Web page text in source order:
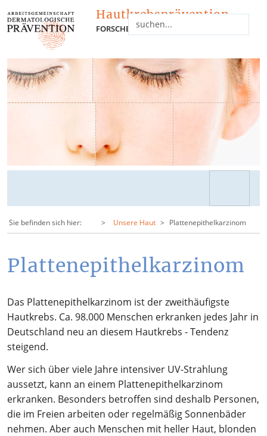
Hautkrebsprävention
FORSCHEN - INFORMIEREN - NETZWERKEN
Sie befinden sich hier: Unsere Haut Plattenepithelkarzinom
Plattenepithelkarzinom
Das Plattenepithelkarzinom ist der zweithäufigste
Hautkrebs. Ca. 98.000 Menschen erkranken jedes Jahr in
Deutschland neu an diesem Hautkrebs - Tendenz
steigend.
Wer sich über viele Jahre intensiver UV-Strahlung
aussetzt, kann an einem Plattenepithelkarzinom
erkranken. Besonders betroffen sind deshalb Personen,
die im Freien arbeiten oder regelmäßig Sonnenbäder
nehmen. Aber auch Menschen mit heller Haut, blonden